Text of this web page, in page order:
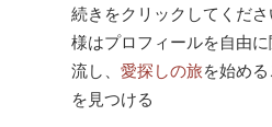
続きをクリックしてくだ
様はプロフィールを自由
流し、愛探しの旅を始め
を見つける